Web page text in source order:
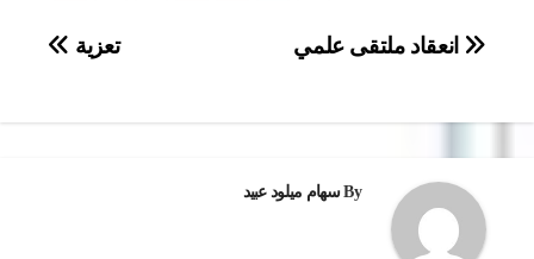
تصفّح
تعزية انعقاد ملتقى علمي
By سهام ميلود عبيد